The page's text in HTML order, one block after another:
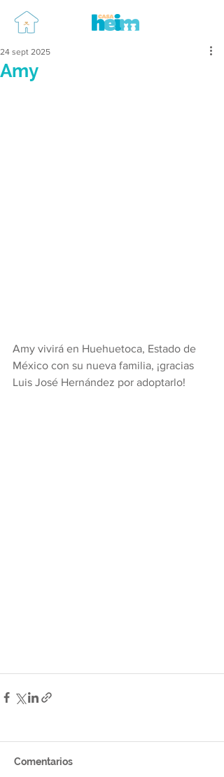
Amy
24 sept 2025
Amy vivirá en Huehuetoca, Estado de
México con su nueva familia, ¡gracias
Luis José Hernández por adoptarlo!
Comentarios